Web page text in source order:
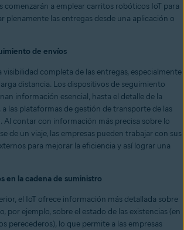
comenzarán a emplear carritos robóticos IoT para
plenamente las entregas desde una aplicación o
de envíos
completa de las entregas, especialmente
distancia. Los dispositivos de seguimiento
información esencial, hasta el detalle de la
las plataformas de gestión de transporte de las
Al contar con información más precisa sobre lo
de un viaje, las empresas pueden trabajar con sus
para mejorar la eficiencia y así lograr una
en la cadena de suministro
el IoT ofrece información más detallada sobre
por ejemplo, sobre el estado de las existencias (en
perecederos), lo que permite a las empresas